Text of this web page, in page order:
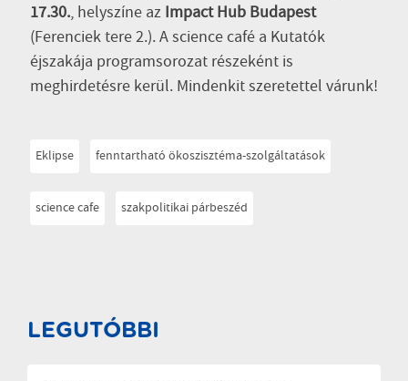
17.30., helyszíne az Impact Hub Budapest
(Ferenciek tere 2.). A science café a Kutatók
éjszakája programsorozat részeként is
meghirdetésre kerül. Mindenkit szeretettel várunk!
Eklipse fenntartható ökoszisztéma-szolgáltatások
science cafe szakpolitikai párbeszéd
LEGUTÓBBI